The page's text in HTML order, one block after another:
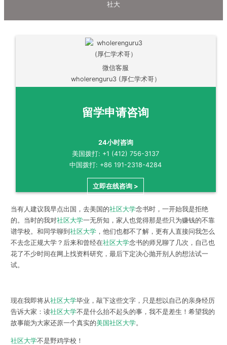
社大
微信客服
wholerenguru3 (厚仁学术哥）
留学申请咨询
24小时咨询
美国拨打: +1 (412) 756-3137
中国拨打: +86 191-2318-4284
立即在线咨询 >
当有人建议我早点出国，去美国的社区大学念书时，一开始我是拒绝
的。当时的我对社区大学一无所知，家人也觉得那是些只为赚钱的不靠
谱学校。和同学聊到 社区大学，他们也都不了解，更有人直接问我怎么
不去念正规大学？后来和曾经在社区大学念书的师兄聊了几次，自己也
花了不少时间在网上找资料研究，最后下定决心抛开别人的想法试一
试。
现在我即将从社区大学毕业，敲下这些文字，只是想以自己的亲身经历
告诉大家：读社区大学不是什么抬不起头的事，我不是差生！希望我的
故事能为大家还原一个真实的美国社区大学。
社区大学不是野鸡学校！